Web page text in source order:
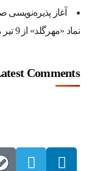
آغاز
نماد «مهرگلد» از 9 تیر ماه
Comments